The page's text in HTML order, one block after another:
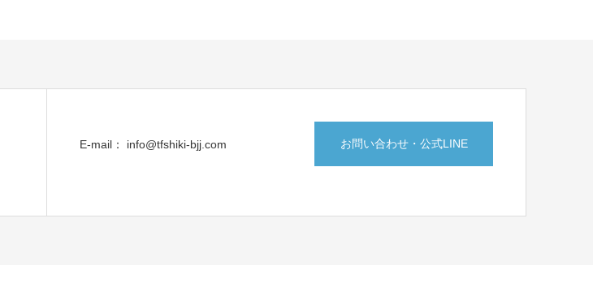
E-mail： info@tfshiki-bjj.com お問い合わせ・公式LINE